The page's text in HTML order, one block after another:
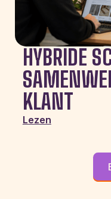
HYBRIDE
KLANT
Lezen